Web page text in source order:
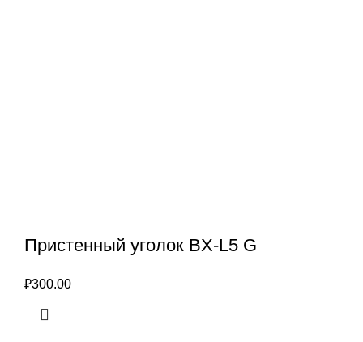
Пристенный уголок BX-L5 G
₽300.00